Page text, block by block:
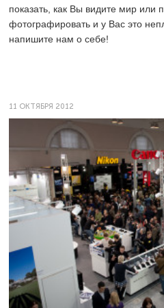
показать, как Вы видите мир или
фотографировать и у Вас это
напишите нам о себе!
11 ОКТЯБРЯ 2012